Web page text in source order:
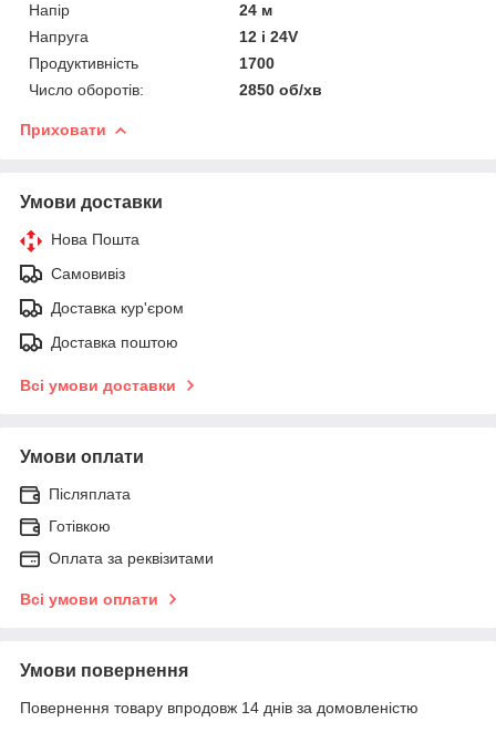
Напір
24 м
Напруга
12 і 24V
Продуктивність
1700
Число оборотів:
2850 об/хв
Приховати
Умови доставки
Нова Пошта
Самовивіз
Доставка кур'єром
Доставка поштою
Всі умови доставки
Умови оплати
Післяплата
Готівкою
Оплата за реквізитами
Всі умови оплати
Умови повернення
Повернення товару впродовж 14 днів за домовленістю